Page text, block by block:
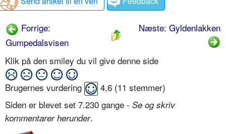
Forrige:
Gumpedalsvisen
Næste: Gyldenlakken
Klik på den smiley du vil give denne side
Brugernes vurdering 4,6 (11 stemmer)
Siden er blevet set 7.230 gange - Se og skriv
kommentarer herunder.